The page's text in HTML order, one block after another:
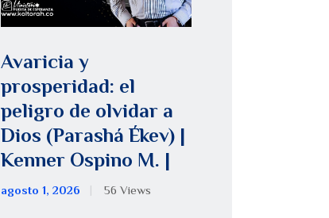
Avaricia y
prosperidad: el
peligro de olvidar a
Dios (Parashá Ékev) |
Kenner Ospino M. |
agosto 1, 2026 56 Views